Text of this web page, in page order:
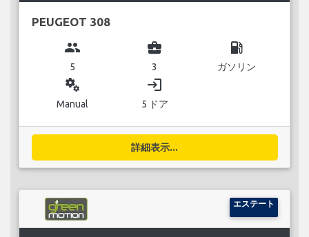
PEUGEOT 308
group
5
business_center
3
local_gas_station
ガソリン
miscellaneous_services
Manual
login
5 ドア
詳細表示...
エステート